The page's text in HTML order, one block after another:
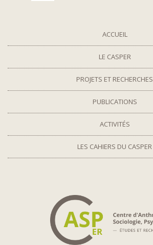
ACCUEIL
LE CASPER
PROJETS ET RECHERCHES
PUBLICATIONS
ACTIVITÉS
LES CAHIERS DU CASPER